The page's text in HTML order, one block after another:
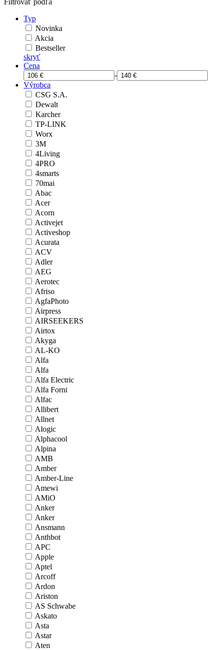
Filtrovať podľa
Typ
Novinka
Akcia
Bestseller
skryť
Cena
-
Výrobca
CSG S.A.
Dewalt
Karcher
TP-LINK
Worx
3M
4Living
4PRO
4smarts
70mai
Abac
Acer
Acorn
Activejet
Activeshop
Acurata
ACV
Adler
AEG
Aerotec
Afriso
AgfaPhoto
Airpress
AIRSEEKERS
Airtox
Akyga
AL-KO
Alfa
Alfa
Alfa Electric
Alfa Forni
Alfac
Allibert
Allnet
Alogic
Alphacool
Alpina
AMB
Amber
Amber-Line
Amewi
AMiO
Anker
Anker
Ansmann
Anthbot
APC
Apple
Aptel
Arcoff
Ardon
Ariston
AS Schwabe
Askato
Asta
Astar
Aten